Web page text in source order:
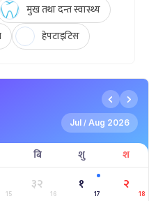
मुख तथा दन्त स्वास्थ्य
हेपटाइटिस
Jul / Aug 2026
बि शु श
15
३२
16
१
17
२
18